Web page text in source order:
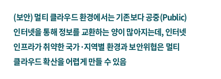
(보안) 멀티 클라우드 환경에서는 기존보다 공중(Public)
인터넷을 통해 정보를 교환하는 양이 많아지는데, 인터넷
인프라가 취약한 국가·지역별 환경과 보안위협은 멀티
클라우드 확산을 어렵게 만들 수 있음